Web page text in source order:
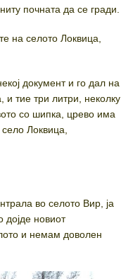
почната да се гради.
на селото Локвица,
документ и го дал на
и тие три литри, неколку
со шипка, црево има
Локвица,
во селото Вир, ја
новиот
и немам доволен